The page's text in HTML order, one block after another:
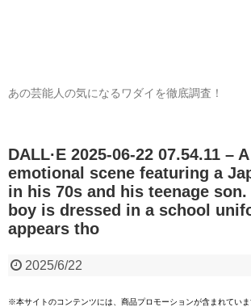
あの芸能人の気になるワダイを徹底調査！
DALL·E 2025-06-22 07.54.11 –
emotional scene featuring a
in his 70s and his teenage son.
boy is dressed in a school
appears tho
2025/6/22
※本サイトのコンテンツには、商品プロモーションが含まれていま